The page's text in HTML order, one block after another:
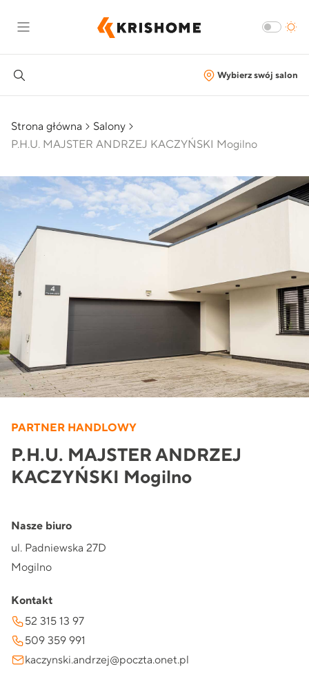
Wybierz swój salon
Strona główna
Salony
P.H.U. MAJSTER ANDRZEJ KACZYŃSKI Mogilno
PARTNER HANDLOWY
P.H.U. MAJSTER ANDRZEJ
KACZYŃSKI Mogilno
Nasze biuro
ul. Padniewska 27D
Mogilno
Kontakt
52 315 13 97
509 359 991
kaczynski.andrzej@poczta.onet.pl